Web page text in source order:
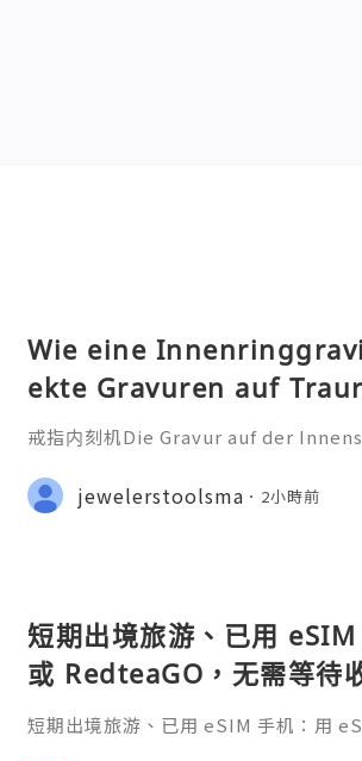
Wie eine
ekte Gravuren auf
戒指内刻机Die Gravur auf der
iche Botschaft, die oft ein Datum,
nderen Satz oder ein Symb
jewelerstoolsma 2小時前
短期出境旅游、已用
或 RedteaGO，无需等待
码 + 通话短信”（如打车
短期出境旅游、已用 eSIM 手机：用